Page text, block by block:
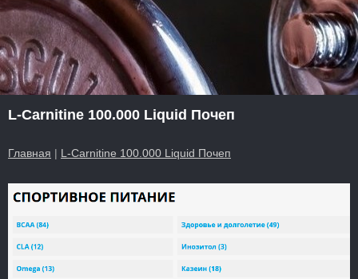
L-Carnitine 100.000 Liquid Почеп
Главная | L-Carnitine 100.000 Liquid Почеп